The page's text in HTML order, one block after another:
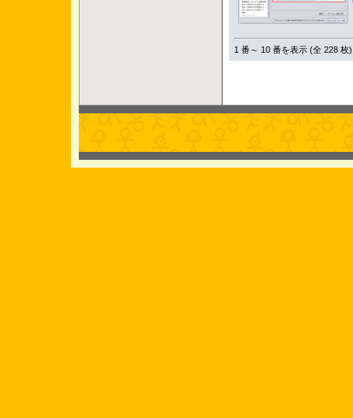
1 番～ 10 番を表示 (全 228 枚)